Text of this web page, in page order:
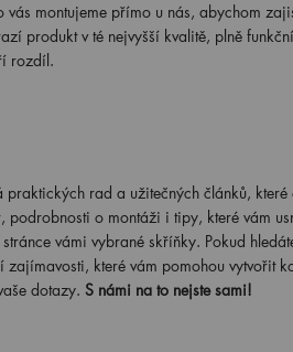
montujeme přímo u nás, abychom
produkt v té nejvyšší kvalitě, plně
rozdíl.
praktických rad a užitečných článků, které
o montáži i tipy, které vám
vámi vybrané skříňky. Pokud
které vám pomohou vytvořit
dotazy. S námi na to nejste sami!